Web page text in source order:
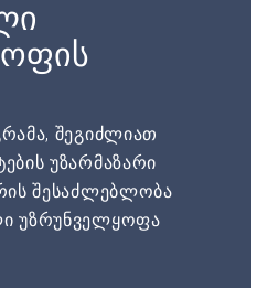
შეგიძლიათ
უზარმაზარი
შესაძლებლობა
უზრუნველყოფა